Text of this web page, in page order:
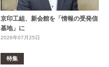
京印工組、新会館を「情報の受発信
基地」に
2026年07月25日
特集